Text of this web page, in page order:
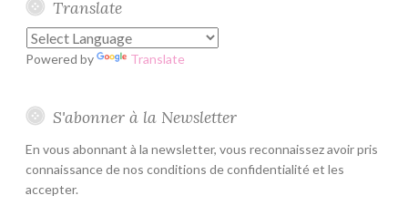
Translate
Powered by Translate
S'abonner à la Newsletter
En vous abonnant à la newsletter, vous reconnaissez avoir pris
connaissance de nos conditions de confidentialité et les
accepter.